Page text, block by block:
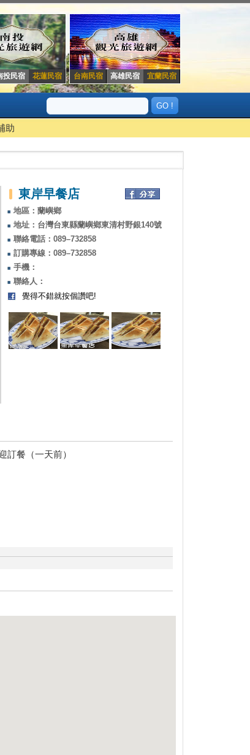
投民宿 花蓮民宿 台南民宿 高雄民宿 宜蘭民宿
助
東岸早餐店
地區：蘭嶼鄉
地址：台灣台東縣蘭嶼鄉東清村野銀140號
聯絡電話：089–732858
訂購專線：089–732858
手機：
聯絡人：
覺得不錯就按個讚吧!
餐（一天前）